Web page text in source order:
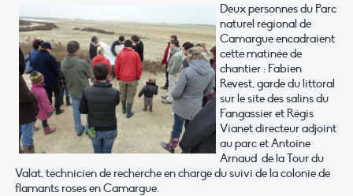
Deux personnes du Parc
naturel régional de
Camargue encadraient
cette matinée de
chantier : Fabien
Revest, garde du littoral
sur le site des salins du
Fangassier et Régis
Vianet directeur adjoint
au parc et Antoine
Arnaud de la Tour du
Valat, technicien de recherche en charge du suivi de la colonie de
flamants roses en Camargue.